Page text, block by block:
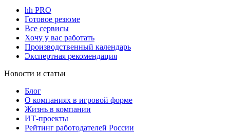
hh PRO
Готовое резюме
Все сервисы
Хочу у вас работать
Производственный календарь
Экспертная рекомендация
Новости и статьи
Блог
О компаниях в игровой форме
Жизнь в компании
ИТ-проекты
Рейтинг работодателей России